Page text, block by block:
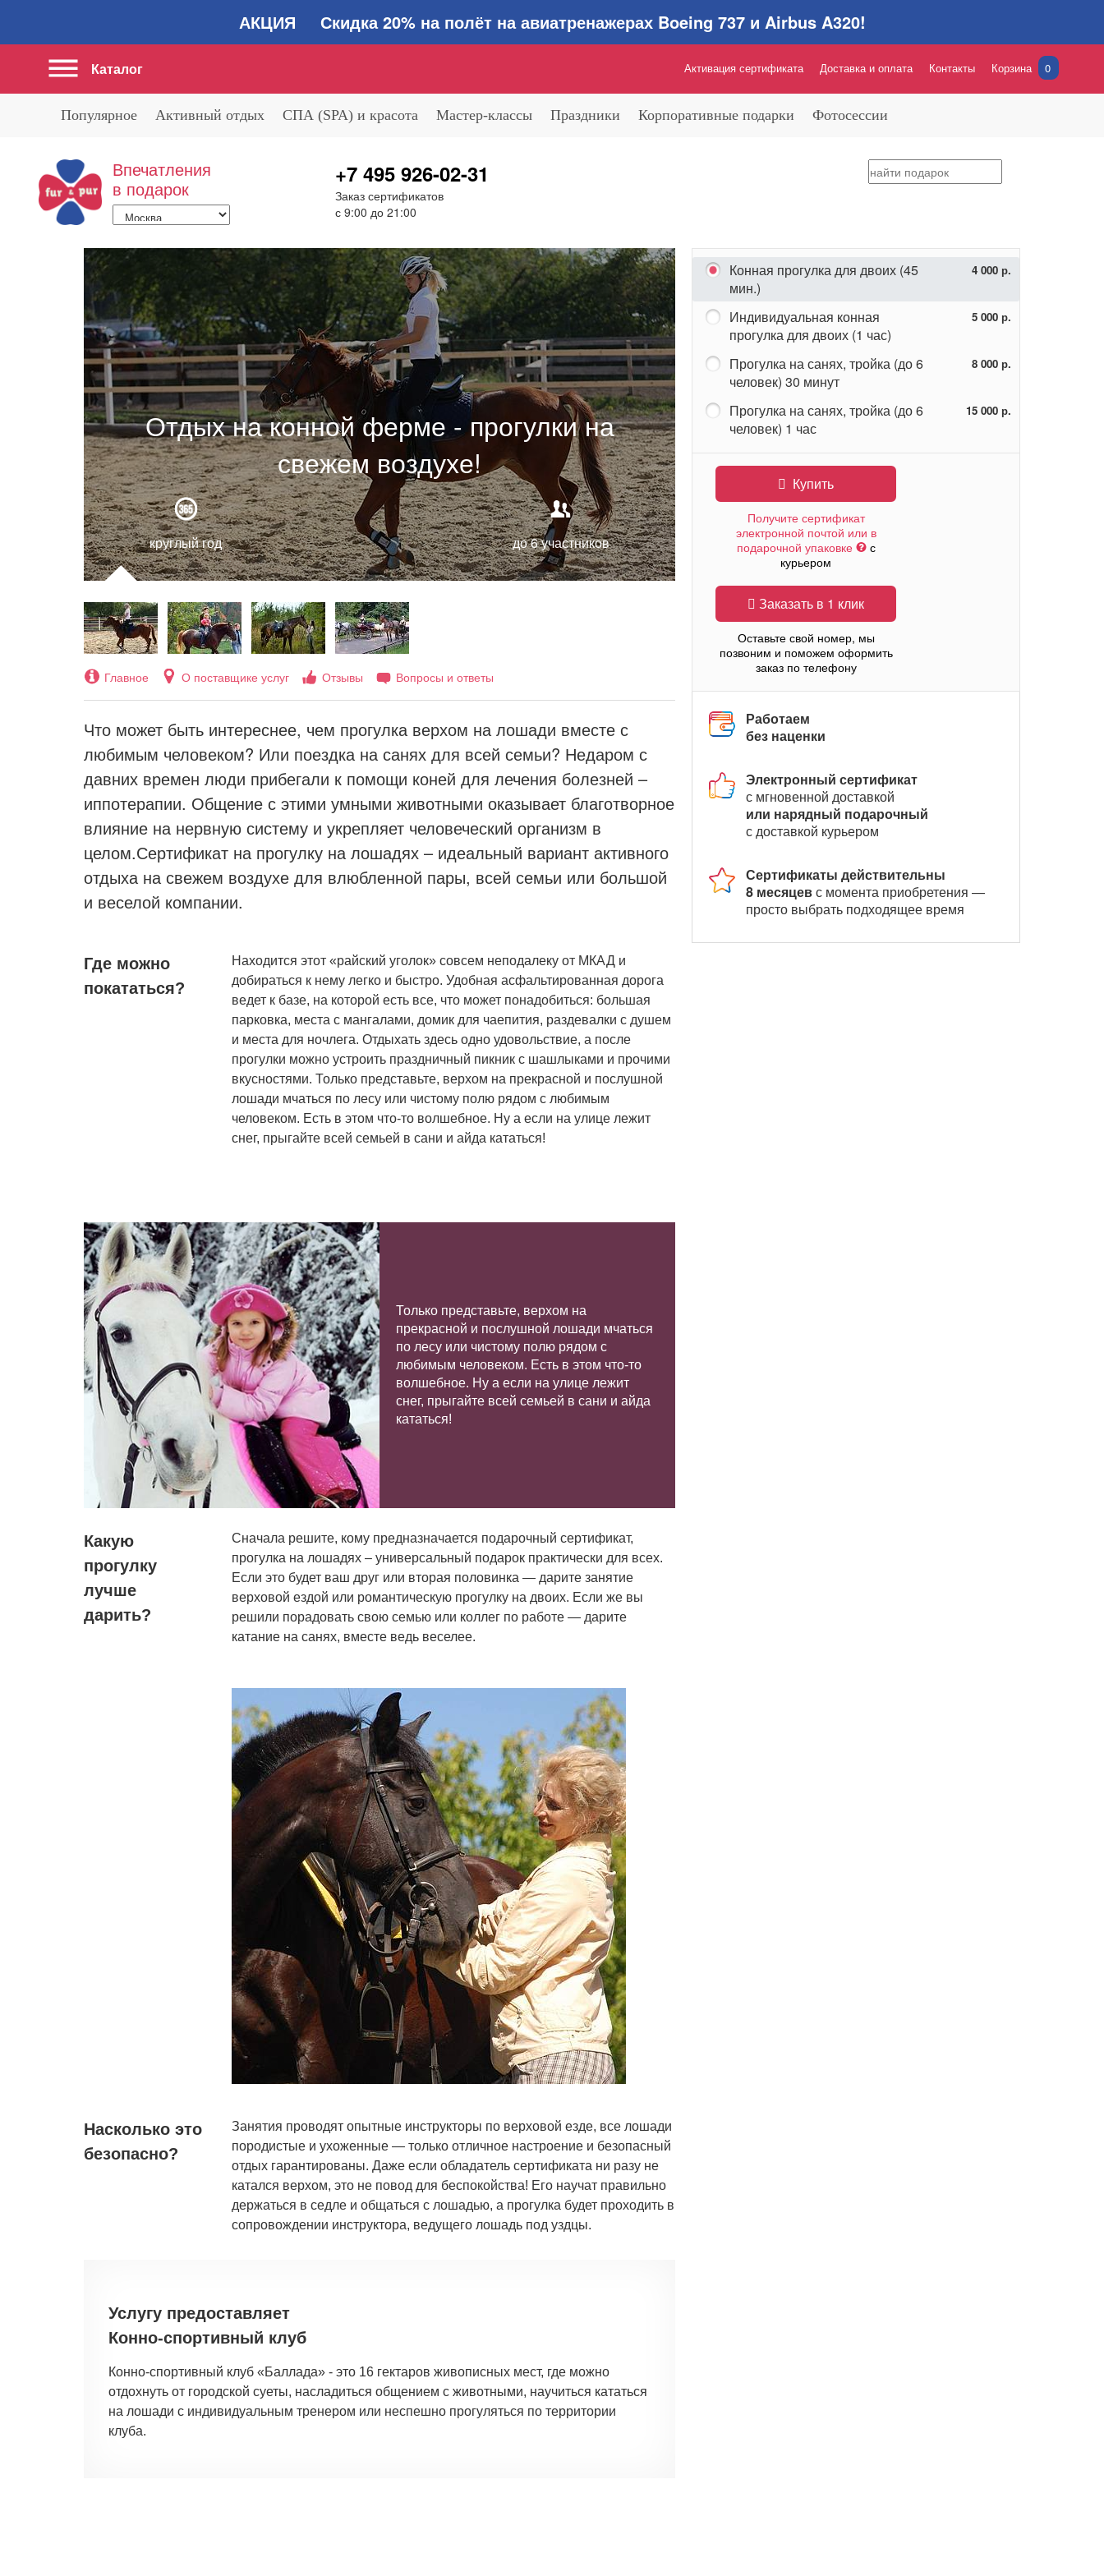
АКЦИЯ Скидка 20% на полёт на авиатренажерах Boeing 737 и Airbus A320!
+7 495 926-02-31
Заказ сертификатов
с 9:00 до 21:00
Активация сертификата Доставка и оплата Контакты Корзина 0
Каталог
Впечатления
в подарок
Популярное Активный отдых СПА (SPA) и красота Мастер-классы Праздники Корпоративные подарки Фотосессии
Отдых на конной ферме - прогулки на
свежем воздухе!
круглый год до 6 участников
Главное О поставщике услуг Отзывы Вопросы и ответы
Что может быть интереснее, чем прогулка верхом на лошади вместе с
любимым человеком? Или поездка на санях для всей семьи? Недаром с
давних времен люди прибегали к помощи коней для лечения болезней –
иппотерапии. Общение с этими умными животными оказывает благотворное
влияние на нервную систему и укрепляет человеческий организм в
целом.Сертификат на прогулку на лошадях – идеальный вариант активного
отдыха на свежем воздухе для влюбленной пары, всей семьи или большой
и веселой компании.
Где можно
покататься?
Находится этот «райский уголок» совсем неподалеку от МКАД и
добираться к нему легко и быстро. Удобная асфальтированная дорога
ведет к базе, на которой есть все, что может понадобиться: большая
парковка, места с мангалами, домик для чаепития, раздевалки с душем
и места для ночлега. Отдыхать здесь одно удовольствие, а после
прогулки можно устроить праздничный пикник с шашлыками и прочими
вкусностями. Только представьте, верхом на прекрасной и послушной
лошади мчаться по лесу или чистому полю рядом с любимым
человеком. Есть в этом что-то волшебное. Ну а если на улице лежит
снег, прыгайте всей семьей в сани и айда кататься!
Только представьте, верхом на
прекрасной и послушной лошади мчаться
по лесу или чистому полю рядом с
любимым человеком. Есть в этом что-то
волшебное. Ну а если на улице лежит
снег, прыгайте всей семьей в сани и айда
кататься!
Какую
прогулку
лучше
дарить?
Сначала решите, кому предназначается подарочный сертификат,
прогулка на лошадях – универсальный подарок практически для всех.
Если это будет ваш друг или вторая половинка — дарите занятие
верховой ездой или романтическую прогулку на двоих. Если же вы
решили порадовать свою семью или коллег по работе — дарите
катание на санях, вместе ведь веселее.
Насколько это
безопасно?
Занятия проводят опытные инструкторы по верховой езде, все лошади
породистые и ухоженные — только отличное настроение и безопасный
отдых гарантированы. Даже если обладатель сертификата ни разу не
катался верхом, это не повод для беспокойства! Его научат правильно
держаться в седле и общаться с лошадью, а прогулка будет проходить в
сопровождении инструктора, ведущего лошадь под уздцы.
Услугу предоставляет
Конно-спортивный клуб
Конно-спортивный клуб «Баллада» - это 16 гектаров живописных мест, где можно
отдохнуть от городской суеты, насладиться общением с животными, научиться кататься
на лошади с индивидуальным тренером или неспешно прогуляться по территории
клуба.
Конная прогулка для двоих (45
мин.)
4 000 р.
Индивидуальная конная
прогулка для двоих (1 час)
5 000 р.
Прогулка на санях, тройка (до 6
человек) 30 минут
8 000 р.
Прогулка на санях, тройка (до 6
человек) 1 час
15 000 р.
Купить
Получите сертификат
электронной почтой или в
подарочной упаковке
с
курьером
Заказать в 1 клик
Оставьте свой номер, мы
позвоним и поможем оформить
заказ по телефону
Работаем
без наценки
Электронный сертификат
с мгновенной доставкой
или нарядный подарочный
с доставкой курьером
Сертификаты действительны
8 месяцевс момента приобретения —
просто выбрать подходящее время